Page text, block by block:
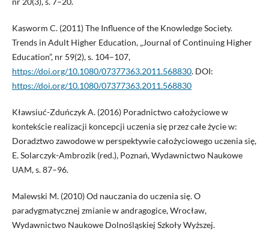
Kasworm C. (2011) The Influence of the Knowledge Society.
Trends in Adult Higher Education, „Journal of Continuing Higher
Education”, nr 59(2), s. 104–107,
https://doi.org/10.1080/07377363.2011.568830. DOI:
https://doi.org/10.1080/07377363.2011.568830
Kławsiuć-Zduńczyk A. (2016) Poradnictwo całożyciowe w
kontekście realizacji koncepcji uczenia się przez całe życie w:
Doradztwo zawodowe w perspektywie całożyciowego uczenia się,
E. Solarczyk-Ambrozik (red.), Poznań, Wydawnictwo Naukowe
UAM, s. 87–96.
Malewski M. (2010) Od nauczania do uczenia się. O
paradygmatycznej zmianie w andragogice, Wrocław,
Wydawnictwo Naukowe Dolnośląskiej Szkoły Wyższej.